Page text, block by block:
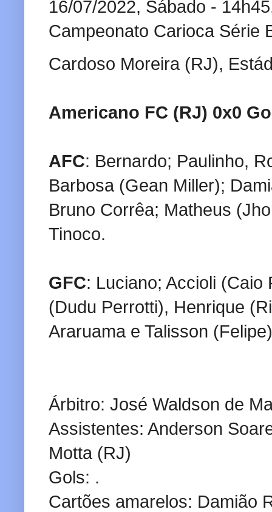
16/07/2022, Sábado -
Campeonato Carioca Série
Cardoso Moreira (RJ),
Americano FC (RJ) 0x0
AFC: Bernardo; Paulinho,
Barbosa (Gean Miller);
Bruno Corrêa; Matheus
Tinoco.
GFC: Luciano; Accioli (Caio
(Dudu Perrotti), Henrique
Araruama e Talisson
Árbitro: José Waldson de
Assistentes: Anderson
Motta (RJ)
Gols: .
Cartões amarelos: Damião